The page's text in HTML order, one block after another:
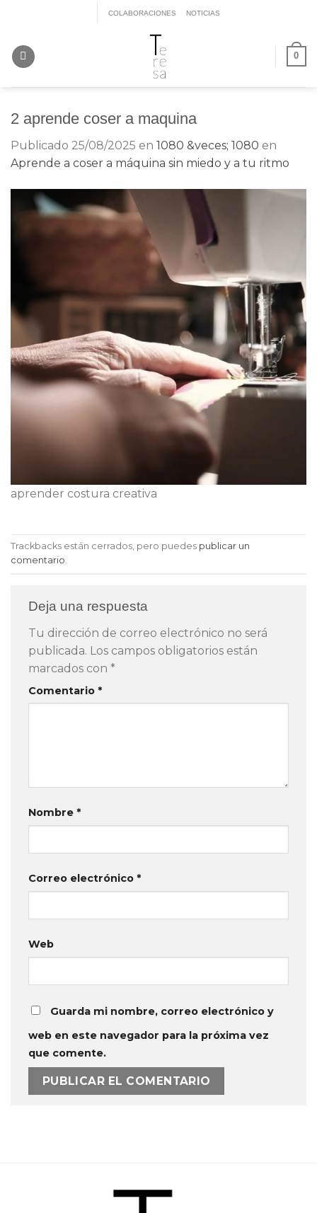
contenido
COLABORACIONES NOTICIAS
0
2 aprende coser a maquina
Publicado 25/08/2025 en 1080 &veces; 1080 en
Aprende a coser a máquina sin miedo y a tu ritmo
aprender costura creativa
Trackbacks están cerrados, pero puedes publicar un
comentario.
Deja una respuesta
Tu dirección de correo electrónico no será
publicada. Los campos obligatorios están
marcados con *
Comentario *
Nombre *
Correo electrónico *
Web
Guarda mi nombre, correo electrónico y
web en este navegador para la próxima vez
que comente.